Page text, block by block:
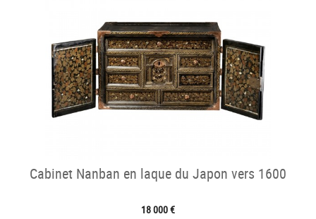
Cabinet Nanban en laque du Japon vers 1600
18 000 €